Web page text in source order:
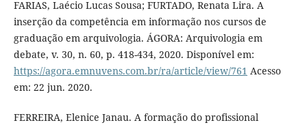
FARIAS, Laécio Lucas Sousa; FURTADO, Renata Lira. A
inserção da competência em informação nos cursos de
graduação em arquivologia. ÁGORA: Arquivologia em
debate, v. 30, n. 60, p. 418-434, 2020. Disponível em:
https://agora.emnuvens.com.br/ra/article/view/761 Acesso
em: 22 jun. 2020.
FERREIRA, Elenice Janau. A formação do profissional